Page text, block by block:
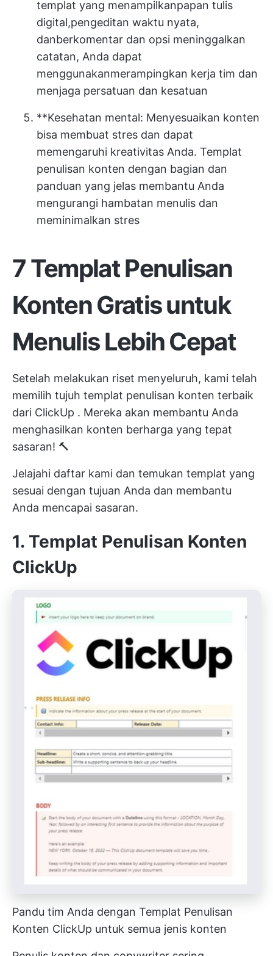
templat yang menampilkanpapan tulis
digital,pengeditan waktu nyata,
danberkomentar dan opsi meninggalkan
catatan, Anda dapat
menggunakanmerampingkan kerja tim dan
menjaga persatuan dan kesatuan
**Kesehatan mental: Menyesuaikan konten
bisa membuat stres dan dapat
memengaruhi kreativitas Anda. Templat
penulisan konten dengan bagian dan
panduan yang jelas membantu Anda
mengurangi hambatan menulis dan
meminimalkan stres
7 Templat Penulisan
Konten Gratis untuk
Menulis Lebih Cepat
Setelah melakukan riset menyeluruh, kami telah
memilih tujuh templat penulisan konten terbaik
dari ClickUp . Mereka akan membantu Anda
menghasilkan konten berharga yang tepat
sasaran! 🔨
Jelajahi daftar kami dan temukan templat yang
sesuai dengan tujuan Anda dan membantu
Anda mencapai sasaran.
1. Templat Penulisan Konten
ClickUp
Pandu tim Anda dengan Templat Penulisan
Konten ClickUp untuk semua jenis konten